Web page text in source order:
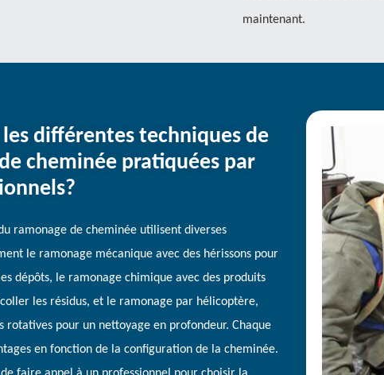
maintenant.
différentes techniques de
cheminée pratiquées par
ramonage de cheminée utilisent diverses
le ramonage mécanique avec des hérissons pour
dépôts, le ramonage chimique avec des produits
les résidus, et le ramonage par hélicoptère,
rotatives pour un nettoyage en profondeur. Chaque
en fonction de la configuration de la cheminée.